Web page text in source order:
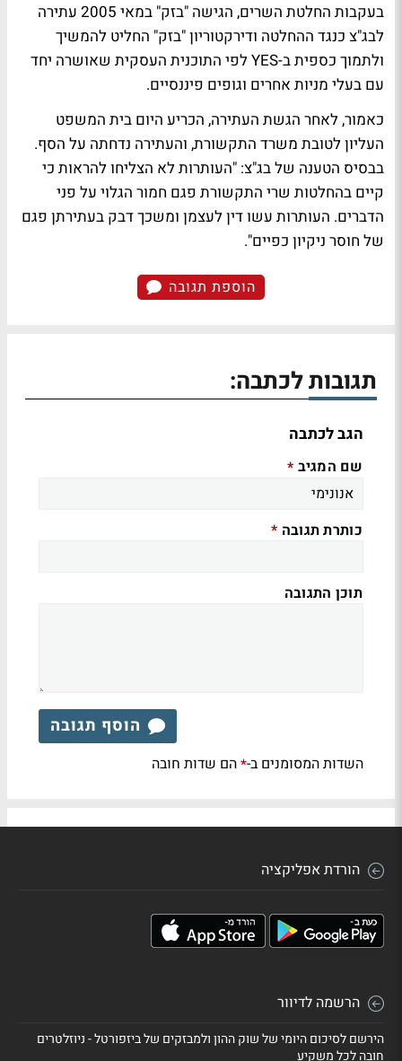
בעקבות החלטת השרים, הגישה "בזק" במאי 2005 עתירה
לבג"צ כנגד ההחלטה ודירקטוריון "בזק" החליט להמשיך
ולתמוך כספית ב-YES לפי התוכנית העסקית שאושרה יחד
עם בעלי מניות אחרים וגופים פיננסיים.
כאמור, לאחר הגשת העתירה, הכריע היום בית המשפט
העליון לטובת משרד התקשורת, והעתירה נדחתה על הסף.
בבסיס הטענה של בג"צ: "העותרות לא הצליחו להראות כי
קיים בהחלטות שרי התקשורת פגם חמור הגלוי על פני
הדברים. העותרות עשו דין לעצמן ומשכך דבק בעתירתן פגם
של חוסר ניקיון כפיים".
הוספת תגובה
תגובות לכתבה:
הגב לכתבה
שם המגיב *
כותרת תגובה *
תוכן התגובה
הוסף תגובה
השדות המסומנים ב-*הם שדות חובה
הורדת אפליקציה
הרשמה לדיוור
הירשם לסיכום היומי של שוק ההון ולמבזקים של ביזפורטל - ניוזלטרים
חובה לכל משקיע